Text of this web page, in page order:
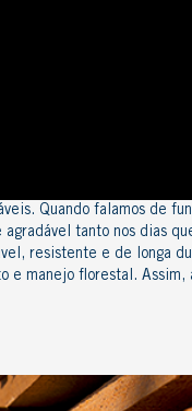
Quando falamos de
tanto nos dias
resistente e de longa
e manejo florestal . Assim,